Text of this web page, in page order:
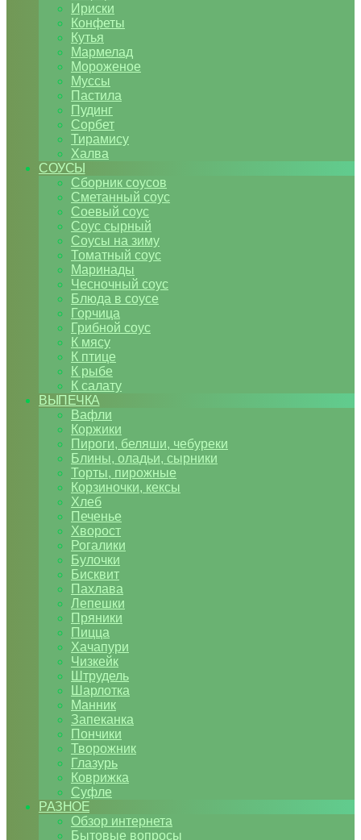
Ириски
Конфеты
Кутья
Мармелад
Мороженое
Муссы
Пастила
Пудинг
Сорбет
Тирамису
Халва
СОУСЫ
Сборник соусов
Сметанный соус
Соевый соус
Соус сырный
Соусы на зиму
Томатный соус
Маринады
Чесночный соус
Блюда в соусе
Горчица
Грибной соус
К мясу
К птице
К рыбе
К салату
ВЫПЕЧКА
Вафли
Коржики
Пироги, беляши, чебуреки
Блины, оладьи, сырники
Торты, пирожные
Корзиночки, кексы
Хлеб
Печенье
Хворост
Рогалики
Булочки
Бисквит
Пахлава
Лепешки
Пряники
Пицца
Хачапури
Чизкейк
Штрудель
Шарлотка
Манник
Запеканка
Пончики
Творожник
Глазурь
Коврижка
Суфле
РАЗНОЕ
Обзор интернета
Бытовые вопросы